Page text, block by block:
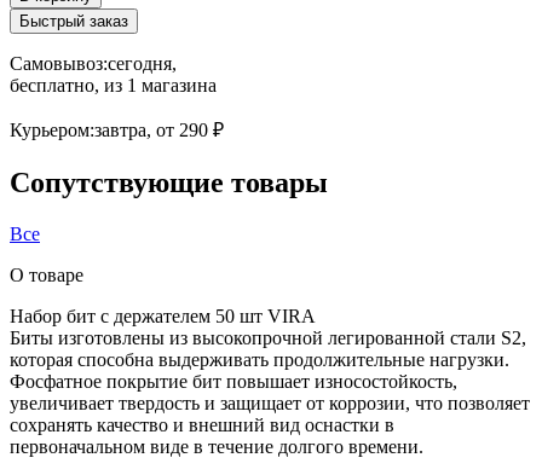
Быстрый заказ
Самовывоз:сегодня,
бесплатно, из 1 магазина
Курьером:завтра, от 290 ₽
Сопутствующие товары
Все
О товаре
Набор бит с держателем 50 шт VIRA
Биты изготовлены из высокопрочной легированной стали S2,
которая способна выдерживать продолжительные нагрузки.
Фосфатное покрытие бит повышает износостойкость,
увеличивает твердость и защищает от коррозии, что позволяет
сохранять качество и внешний вид оснастки в
первоначальном виде в течение долгого времени.